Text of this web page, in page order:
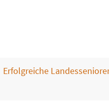
Erfolgreiche